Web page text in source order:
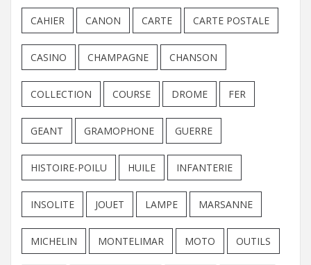
CAHIER CANON CARTE CARTE POSTALE
CASINO CHAMPAGNE CHANSON
COLLECTION COURSE DROME FER
GEANT GRAMOPHONE GUERRE
HISTOIRE-POILU HUILE INFANTERIE
INSOLITE JOUET LAMPE MARSANNE
MICHELIN MONTELIMAR MOTO OUTILS